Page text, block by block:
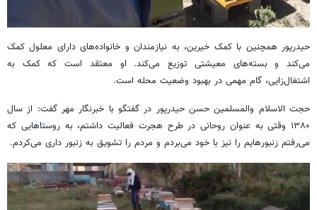
حیدرپور همچنین با کمک خیرین، به نیازمندان و خانواده‌های دارای معلول کمک
می‌کند و بسته‌های معیشتی توزیع می‌کند. او معتقد است که کمک به
اشتغال‌زایی، گام مهمی در بهبود وضعیت محله است.
حجت الاسلام والمسلمین حسن حیدرپور در گفتگو با خبرنگار مهر گفت: از سال
۱۳۸۰ وقتی به عنوان روحانی در طرح هجرت فعالیت داشتم، به روستاهایی که
می‌رفتم زنبورهایم را نیز با خود می‌بردم و مردم را تشویق به زنبور داری می‌کردم.